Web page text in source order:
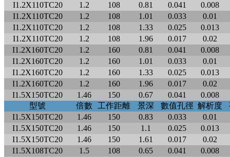
I1.2X110TC20 1.2 108 0.81 0.041
0.008
I1.2X110TC20
1.2 108 1.01 0.033
0.01
I1.2X110TC20
1.2 108 1.33 0.025
0.013
I1.2X110TC20
1.2 108 1.96 0.017
0.02
I1.2X160TC20
1.2 160 0.81 0.041
0.008
I1.2X160TC20
1.2 160 1.01 0.033
0.01
I1.2X160TC20
1.2 160 1.33 0.025
0.013
I1.2X160TC20
1.2 160 1.96 0.017
0.02
I1.5X150TC20
1.46 150 0.67 0.041
0.008
型號
倍數 工作距離 景深 數值孔徑 解析度
I1.5X150TC20
1.46 150 0.83 0.033
0.01
I1.5X150TC20
1.46 150 1.1 0.025
0.013
I1.5X150TC20
1.46 150 1.61 0.017
0.02
I1.5X108TC20
1.5 108 0.65 0.041
0.008